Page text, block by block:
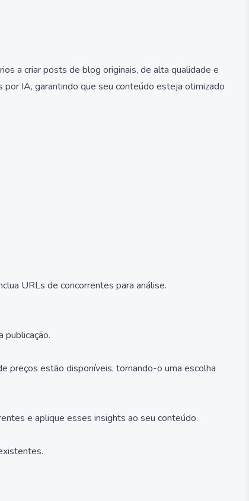
a criar posts de blog originais, de alta qualidade e
por IA, garantindo que seu conteúdo esteja otimizado
URLs de concorrentes para análise.
publicação.
preços estão disponíveis, tornando-o uma escolha
e aplique esses insights ao seu conteúdo.